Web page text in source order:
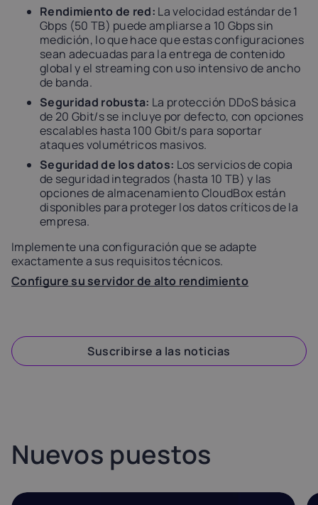
Rendimiento de red: La velocidad estándar de 1
Gbps (50 TB) puede ampliarse a 10 Gbps sin
medición, lo que hace que estas configuraciones
sean adecuadas para la entrega de contenido
global y el streaming con uso intensivo de ancho
de banda.
Seguridad robusta: La protección DDoS básica
de 20 Gbit/s se incluye por defecto, con opciones
escalables hasta 100 Gbit/s para soportar
ataques volumétricos masivos.
Seguridad de los datos: Los servicios de copia
de seguridad integrados (hasta 10 TB) y las
opciones de almacenamiento CloudBox están
disponibles para proteger los datos críticos de la
empresa.
Implemente una configuración que se adapte
exactamente a sus requisitos técnicos.
Configure su servidor de alto rendimiento
Suscribirse a las noticias
Nuevos puestos